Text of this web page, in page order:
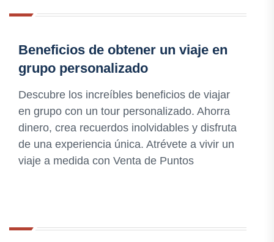
Beneficios de obtener un viaje en
grupo personalizado
Descubre los increíbles beneficios de viajar
en grupo con un tour personalizado. Ahorra
dinero, crea recuerdos inolvidables y disfruta
de una experiencia única. Atrévete a vivir un
viaje a medida con Venta de Puntos